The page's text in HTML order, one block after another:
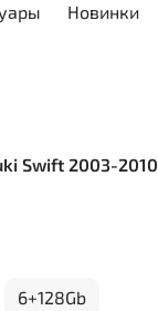
Новинки
Swift 2003-2010
6+128Gb